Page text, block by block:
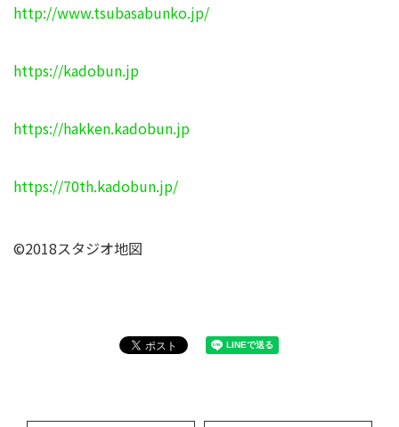
http://www.tsubasabunko.jp/
https://kadobun.jp
https://hakken.kadobun.jp
https://70th.kadobun.jp/
©2018スタジオ地図